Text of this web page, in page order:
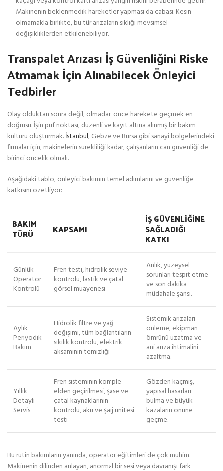
Makinenin beklenmedik hareketler yapması da cabası. Kesin
olmamakla birlikte, bu tür arızaların sıklığı mevsimsel
değişikliklerden etkilenebiliyor.
Transpalet Arızası İş Güvenliğini Riske
Atmamak İçin Alınabilecek Önleyici
Tedbirler
Olay olduktan sonra değil, olmadan önce harekete geçmek en
doğrusu. İşin püf noktası, düzenli ve kayıt altına alınmış bir bakım
kültürü oluşturmak.İstanbul, Gebze ve Bursa gibi sanayi bölgelerindeki
firmalar için, makinelerin sürekliliği kadar, çalışanların can güvenliği de
birinci öncelik olmalı.
Aşağıdaki tablo, önleyici bakımın temel adımlarını ve güvenliğe
katkısını özetliyor:
BAKIM
TÜRÜ KAPSAMI
İŞ GÜVENLIĞINE
SAĞLADIĞI
KATKI
Günlük
Operatör
Kontrolü
Fren testi, hidrolik seviye
kontrolü, lastik ve çatal
görsel muayenesi
Anlık, yüzeysel
sorunları tespit etme
ve son dakika
müdahale şansı.
Aylık
Periyodik
Bakım
Hidrolik filtre ve yağ
değişimi, tüm bağlantıların
sıkılık kontrolü, elektrik
aksamının temizliği
Sistemik arızaları
önleme, ekipman
ömrünü uzatma ve
ani arıza ihtimalini
azaltma.
Yıllık
Detaylı
Servis
Fren sisteminin komple
elden geçirilmesi, şase ve
çatal kaynaklarının
kontrolü, akü ve şarj ünitesi
testi
Gözden kaçmış,
yapısal hasarları
bulma ve büyük
kazaların önüne
geçme.
Bu rutin bakımların yanında, operatör eğitimleri de çok mühim.
Makinenin dilinden anlayan, anormal bir sesi veya davranışı fark